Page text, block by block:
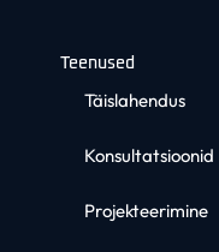
Teenused
Täislahendus
Konsultatsioonid
Projekteerimine